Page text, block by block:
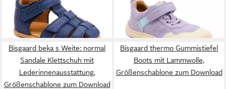
Größenschablone zum
Download
-18%
zum Download
-33%
Bisgaard beka s Weite: normal
Sandale Klettschuh mit
Lederinnenausstattung,
Größenschablone zum Download
Bisgaard thermo Gummistiefel
Boots mit Lammwolle,
Größenschablone zum Download